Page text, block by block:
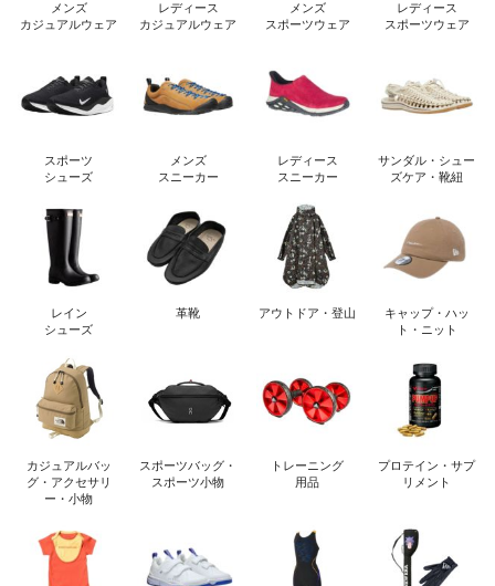
メンズ
カジュアルウェア
レディース
カジュアルウェア
メンズ
スポーツウェア
レディース
スポーツウェア
スポーツ
シューズ
メンズ
スニーカー
レディース
スニーカー
サンダル・シュー
ズケア・靴紐
レイン
シューズ
革靴 アウトドア・登山
キャップ・ハッ
ト・ニット
カジュアルバッ
グ・アクセサリ
ー・小物
スポーツバッグ・
スポーツ小物
トレーニング
用品
プロテイン・サプ
リメント